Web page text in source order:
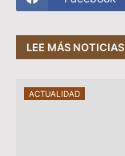
LEE MÁS NOTICIAS
ACTUALIDAD